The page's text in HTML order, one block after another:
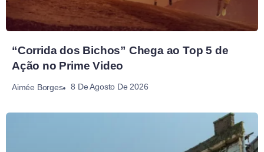
“Corrida dos Bichos” Chega ao Top 5 de
Ação no Prime Video
Aimée Borges 8 De Agosto De 2026